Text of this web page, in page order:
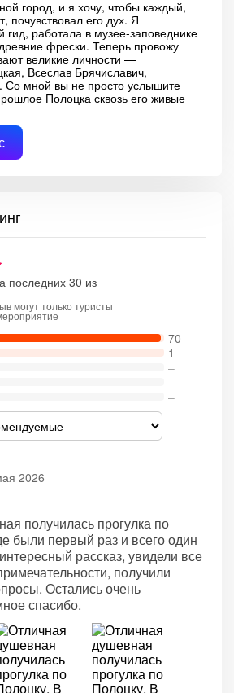
город, и я хочу, чтобы каждый,
почувствовал его дух. Я
работала в музее-заповеднике
фрески. Теперь провожу
великие личности —
Всеслав Брячиславич,
Со мной вы не просто услышите
Полоцка сквозь его живые
последних 30 из
могут только туристы
70
1
–
–
–
2026
получилась прогулка по
были первый раз и всего один
рассказ, увидели все
получили
Остались очень
спасибо.